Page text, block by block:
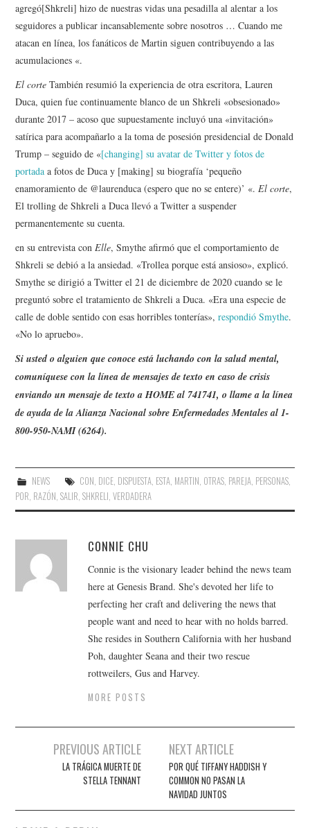
agregó[Shkreli] hizo de nuestras vidas una pesadilla al alentar a los
seguidores a publicar incansablemente sobre nosotros … Cuando me
atacan en línea, los fanáticos de Martin siguen contribuyendo a las
acumulaciones «.
El corte También resumió la experiencia de otra escritora, Lauren
Duca, quien fue continuamente blanco de un Shkreli «obsesionado»
durante 2017 – acoso que supuestamente incluyó una «invitación»
satírica para acompañarlo a la toma de posesión presidencial de Donald
Trump – seguido de «[changing] su avatar de Twitter y fotos de
portada a fotos de Duca y [making] su biografía ‘pequeño
enamoramiento de @laurenduca (espero que no se entere)’ «. El corte,
El trolling de Shkreli a Duca llevó a Twitter a suspender
permanentemente su cuenta.
en su entrevista con Elle, Smythe afirmó que el comportamiento de
Shkreli se debió a la ansiedad. «Trollea porque está ansioso», explicó.
Smythe se dirigió a Twitter el 21 de diciembre de 2020 cuando se le
preguntó sobre el tratamiento de Shkreli a Duca. «Era una especie de
calle de doble sentido con esas horribles tonterías»,respondió Smythe.
«No lo apruebo».
Si usted o alguien que conoce está luchando con la salud mental,
comuníquese con la línea de mensajes de texto en caso de crisis
enviando un mensaje de texto a HOME al 741741, o llame a la línea
de ayuda de la Alianza Nacional sobre Enfermedades Mentales al 1-
800-950-NAMI (6264).
NEWS CON DICE, DISPUESTA, ESTA, MARTIN OTRAS, PAREJA, PERSONAS,
POR RAZÓN ,SALIR ,SHKRELI ,VERDADERA
CONNIE CHU
Connie is the visionary leader behind the news team
here at Genesis Brand. She's devoted her life to
perfecting her craft and delivering the news that
people want and need to hear with no holds barred.
She resides in Southern California with her husband
Poh, daughter Seana and their two rescue
rottweilers, Gus and Harvey.
MORE POSTS
navigation
PREVIOUS ARTICLE
LA TRÁGICA MUERTE DE
STELLA TENNANT
NEXT ARTICLE
POR QUÉ TIFFANY HADDISH Y
COMMON NO PASAN LA
NAVIDAD JUNTOS